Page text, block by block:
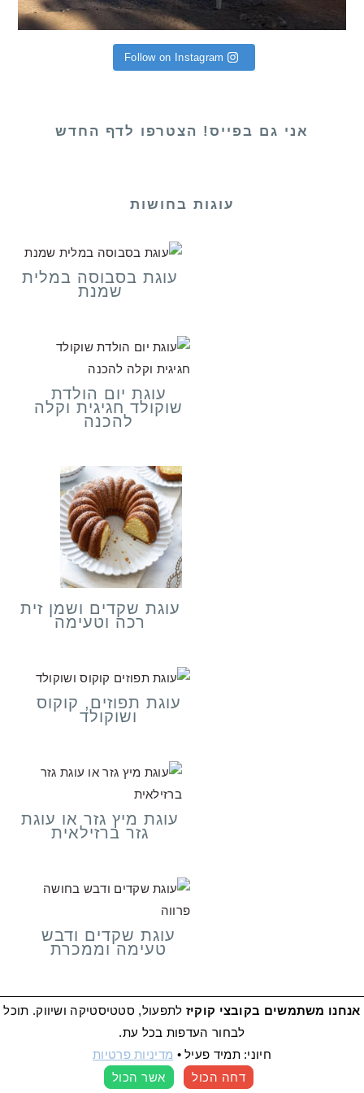
Follow on Instagram
אני גם בפייס! הצטרפו לדף החדש
עוגות בחושות
עוגת בסבוסה במלית
שמנת
עוגת יום הולדת
שוקולד חגיגית וקלה
להכנה
עוגת שקדים ושמן זית
רכה וטעימה
עוגת תפוזים, קוקוס
ושוקולד
עוגת מיץ גזר או עוגת
גזר ברזילאית
עוגת שקדים ודבש
טעימה וממכרת
בואו נעבוד יחד!
אנחנו משתמשים בקובצי קוקיז לתפעול, סטטיסטיקה ושיווק. תוכל
לבחור העדפות בכל עת.
חיוני: תמיד פעיל• מדיניות פרטיות
דחה הכול
אשר הכול